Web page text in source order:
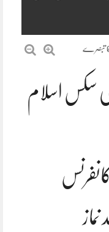
سکس اسلام
2017 بعد نماز